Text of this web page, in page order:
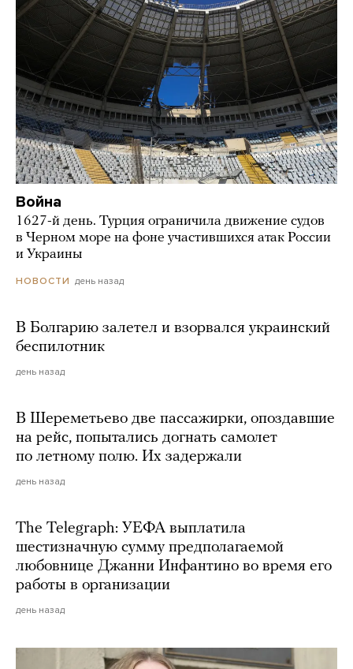
Война
1627-й день. Турция ограничила движение судов
в Черном море на фоне участившихся атак России
и Украины
НОВОСТИ день назад
В Болгарию залетел и взорвался украинский
беспилотник
день назад
В Шереметьево две пассажирки, опоздавшие
на рейс, попытались догнать самолет
по летному полю. Их задержали
день назад
The Telegraph: УЕФА выплатила
шестизначную сумму предполагаемой
любовнице Джанни Инфантино во время его
работы в организации
день назад